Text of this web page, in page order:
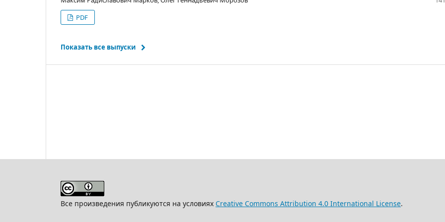
PDF
Показать все выпуски
Все произведения публикуются на условиях Creative Commons Attribution 4.0 International License.